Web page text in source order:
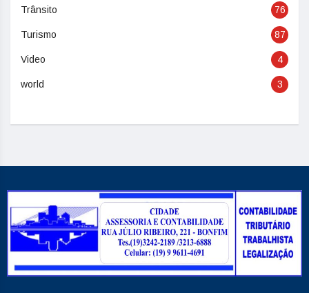
Trânsito 76
Turismo 87
Video 4
world 3